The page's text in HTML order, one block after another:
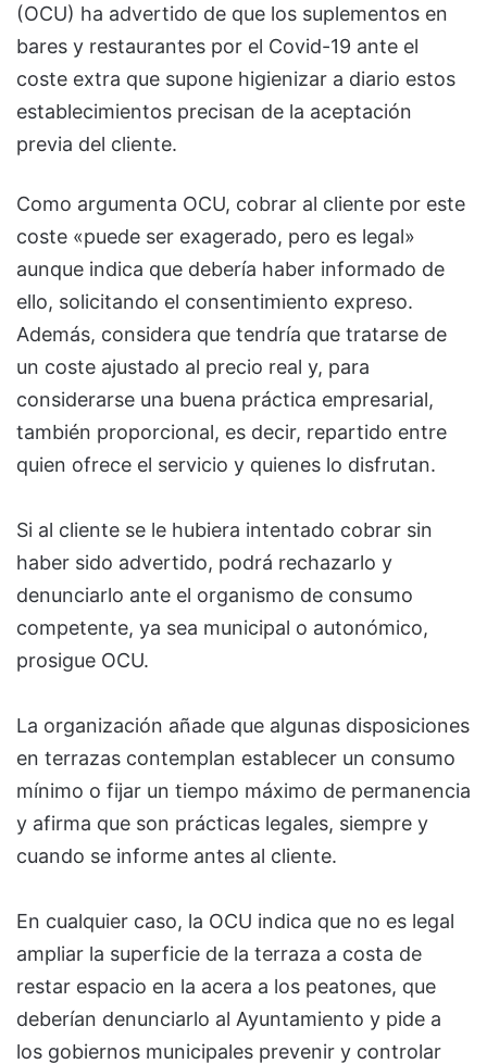
(OCU) ha advertido de que los suplementos en
bares y restaurantes por el Covid-19 ante el
coste extra que supone higienizar a diario estos
establecimientos precisan de la aceptación
previa del cliente.
Como argumenta OCU, cobrar al cliente por este
coste «puede ser exagerado, pero es legal»
aunque indica que debería haber informado de
ello, solicitando el consentimiento expreso.
Además, considera que tendría que tratarse de
un coste ajustado al precio real y, para
considerarse una buena práctica empresarial,
también proporcional, es decir, repartido entre
quien ofrece el servicio y quienes lo disfrutan.
Si al cliente se le hubiera intentado cobrar sin
haber sido advertido, podrá rechazarlo y
denunciarlo ante el organismo de consumo
competente, ya sea municipal o autonómico,
prosigue OCU.
La organización añade que algunas disposiciones
en terrazas contemplan establecer un consumo
mínimo o fijar un tiempo máximo de permanencia
y afirma que son prácticas legales, siempre y
cuando se informe antes al cliente.
En cualquier caso, la OCU indica que no es legal
ampliar la superficie de la terraza a costa de
restar espacio en la acera a los peatones, que
deberían denunciarlo al Ayuntamiento y pide a
los gobiernos municipales prevenir y controlar